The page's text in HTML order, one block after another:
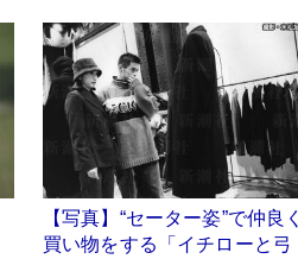
【写真】“セーター姿”で仲良く
買い物をする「イチローと弓